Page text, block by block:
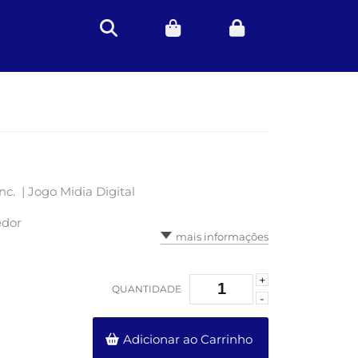
| Jogo Midia Digital
mais informações
QUANTIDADE
+
-
Adicionar ao Carrinho